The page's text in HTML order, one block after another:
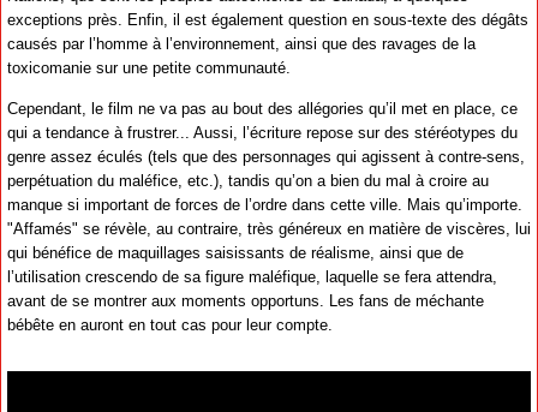
exceptions près. Enfin, il est également question en sous-texte des dégâts
causés par l’homme à l’environnement, ainsi que des ravages de la
toxicomanie sur une petite communauté.
Cependant, le film ne va pas au bout des allégories qu’il met en place, ce
qui a tendance à frustrer... Aussi, l’écriture repose sur des stéréotypes du
genre assez éculés (tels que des personnages qui agissent à contre-sens,
perpétuation du maléfice, etc.), tandis qu’on a bien du mal à croire au
manque si important de forces de l’ordre dans cette ville. Mais qu’importe.
"Affamés" se révèle, au contraire, très généreux en matière de viscères, lui
qui bénéfice de maquillages saisissants de réalisme, ainsi que de
l’utilisation crescendo de sa figure maléfique, laquelle se fera attendra,
avant de se montrer aux moments opportuns. Les fans de méchante
bébête en auront en tout cas pour leur compte.